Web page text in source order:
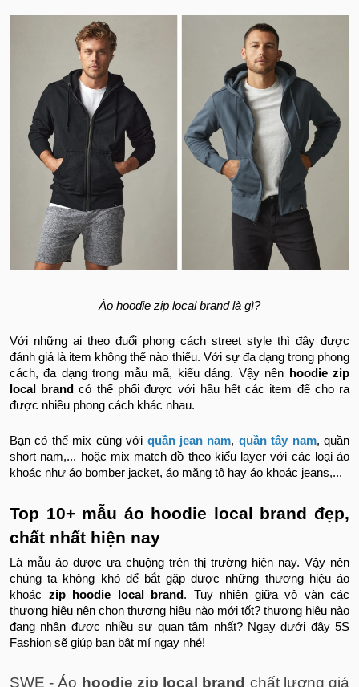
Áo hoodie zip local brand là gì?
Với những ai theo đuổi phong cách street style thì đây được
đánh giá là item không thể nào thiếu. Với sự đa dạng trong phong
cách, đa dạng trong mẫu mã, kiểu dáng. Vậy nên
hoodie zip
local brand có thể phối được với hầu hết các item để cho ra
được nhiều phong cách khác nhau.
Bạn có thể mix cùng với quần jean nam, quần tây nam, quần
short nam,... hoặc mix match đồ theo kiểu layer với các loại áo
khoác như áo bomber jacket, áo măng tô hay áo khoác jeans,...
Top 10+ mẫu áo hoodie local brand đẹp,
chất nhất hiện nay
Là mẫu áo được ưa chuộng trên thị trường hiện nay. Vậy nên
chúng ta không khó để bắt gặp được những thương hiệu áo
khoác zip hoodie local brand . Tuy nhiên giữa vô vàn các
thương hiệu nên chọn thương hiệu nào mới tốt? thương hiệu nào
đang nhận được nhiều sự quan tâm nhất? Ngay dưới đây 5S
Fashion sẽ giúp bạn bật mí ngay nhé!
SWE - Áo hoodie zip local brand chất lượng giá